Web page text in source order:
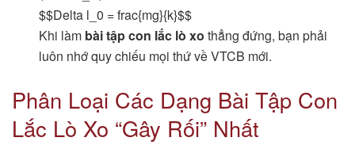
$$Delta l_0 = frac{mg}{k}$$
Khi làm bài tập con lắc lò xo thẳng đứng, bạn phải
luôn nhớ quy chiếu mọi thứ về VTCB mới.
Phân Loại Các Dạng Bài Tập Con
Lắc Lò Xo “Gây Rối” Nhất